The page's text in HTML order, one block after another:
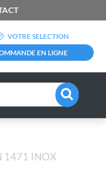
VOTRE SELECTION
EN LIGNE
1471 INOX